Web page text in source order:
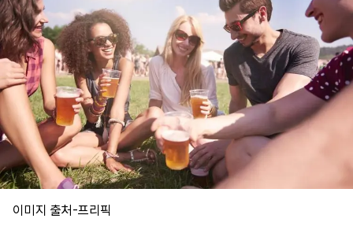
이미지 출처-프리픽